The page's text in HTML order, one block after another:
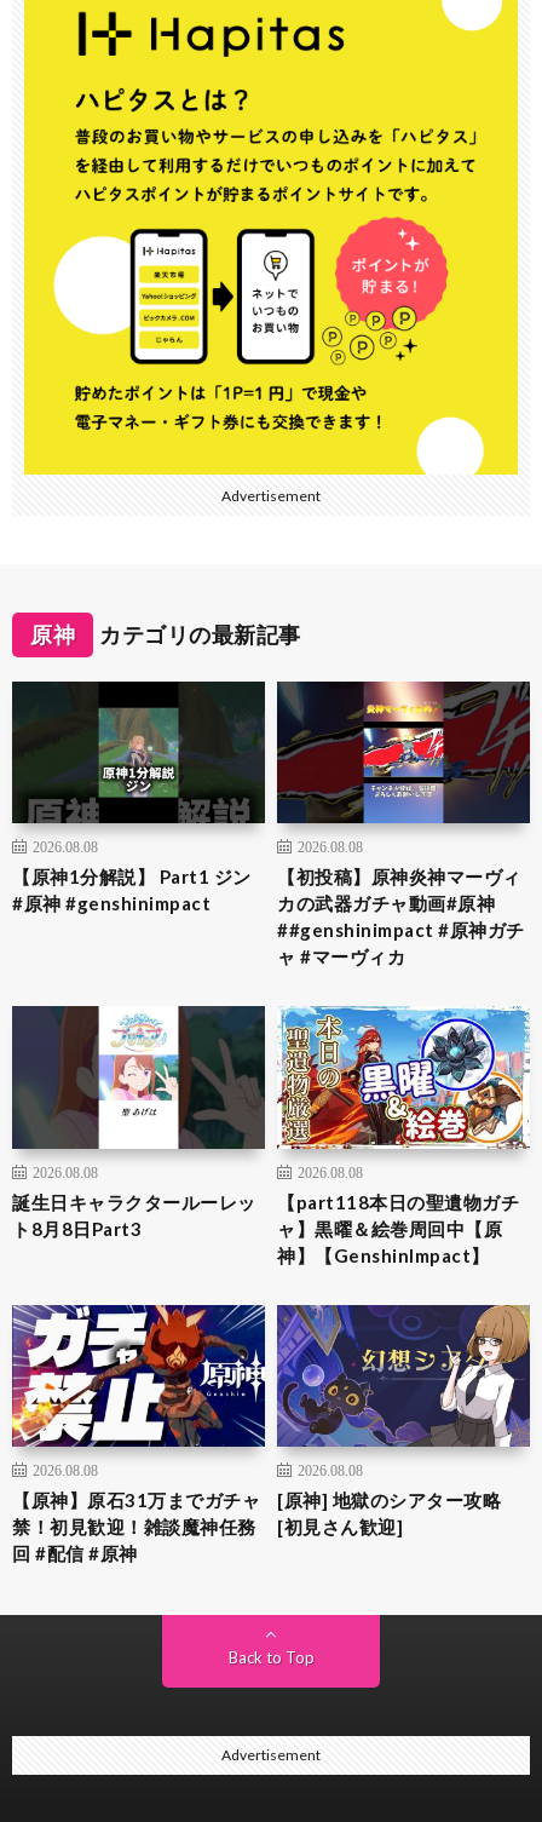
Advertisement
原神 カテゴリの最新記事
2026.08.08
【原神1分解説】 Part1 ジン
#原神 #genshinimpact
2026.08.08
【初投稿】原神炎神マーヴィ
カの武器ガチャ動画#原神
##genshinimpact #原神ガチ
ャ #マーヴィカ
2026.08.08
誕生日キャラクタールーレッ
ト8月8日Part3
2026.08.08
【part118本日の聖遺物ガチ
ャ】黒曜＆絵巻周回中【原
神】【GenshinImpact】
2026.08.08
【原神】原石31万までガチャ
禁！初見歓迎！雑談魔神任務
回 #配信 #原神
2026.08.08
[原神] 地獄のシアター攻略
[初見さん歓迎]
Back to Top
Advertisement